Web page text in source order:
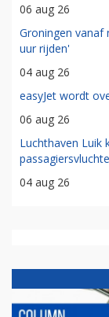
06 aug 26
Groningen vanaf
uur rijden'
04 aug 26
easyJet wordt
06 aug 26
Luchthaven Luik
04 aug 26